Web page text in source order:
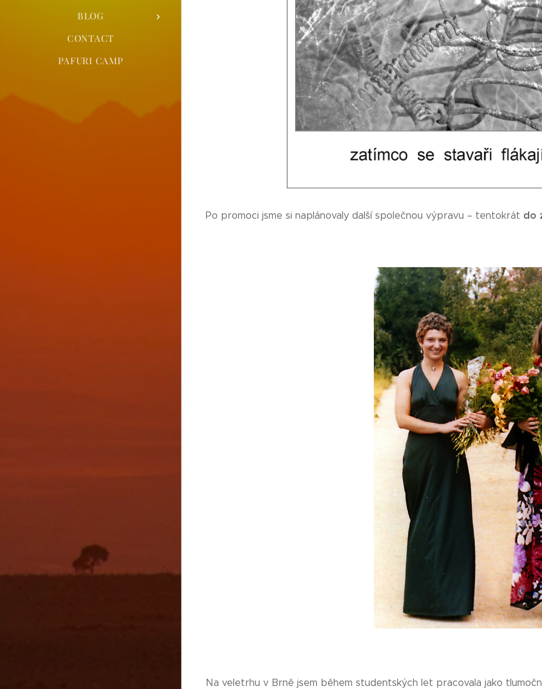
BLOG
CONTACT
PAFURI CAMP
Po promoci jsme si naplánovaly další společnou výpravu – tentokrát do
Na veletrhu v Brně jsem během studentských let pracovala jako